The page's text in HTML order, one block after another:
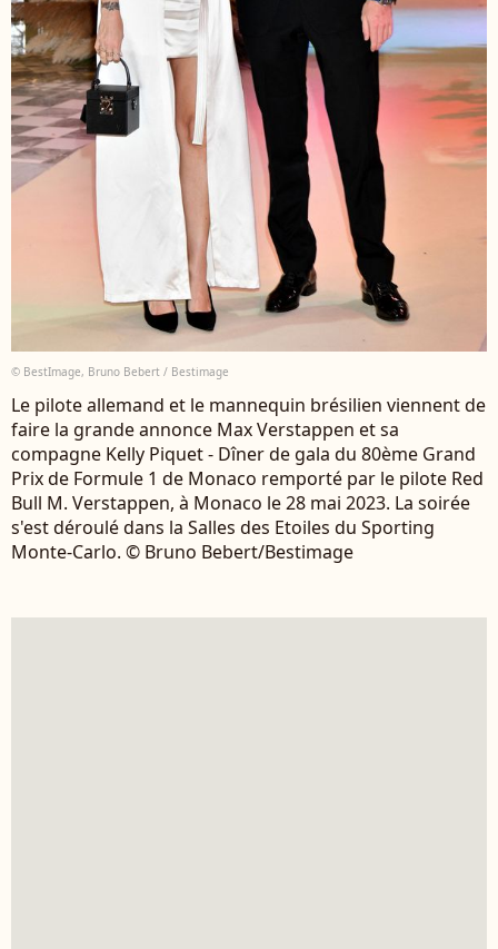
© BestImage, Bruno Bebert / Bestimage
Le pilote allemand et le mannequin brésilien viennent de
faire la grande annonce Max Verstappen et sa
compagne Kelly Piquet - Dîner de gala du 80ème Grand
Prix de Formule 1 de Monaco remporté par le pilote Red
Bull M. Verstappen, à Monaco le 28 mai 2023. La soirée
s'est déroulé dans la Salles des Etoiles du Sporting
Monte-Carlo. © Bruno Bebert/Bestimage